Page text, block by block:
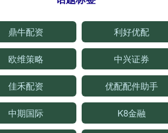
鼎牛配资 利好优配
欧维策略 中兴证券
佳禾配资 优配配件助手
中期国际 K8金融